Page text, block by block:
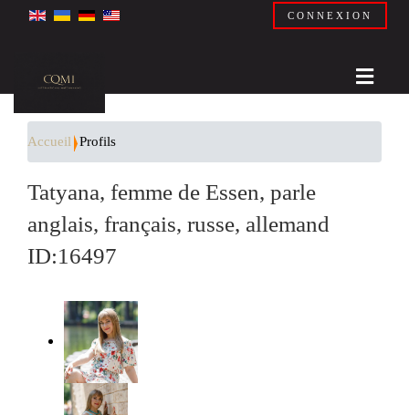
CONNEXION
Accueil Profils
Tatyana, femme de Essen, parle
anglais, français, russe, allemand
ID:16497